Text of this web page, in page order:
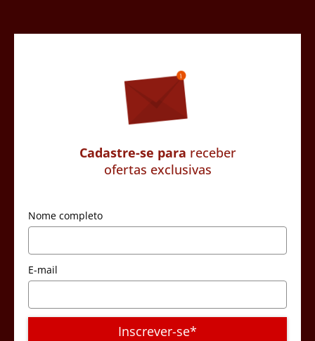
Cadastre-se para receber
ofertas exclusivas
Nome completo
E-mail
Inscrever-se*